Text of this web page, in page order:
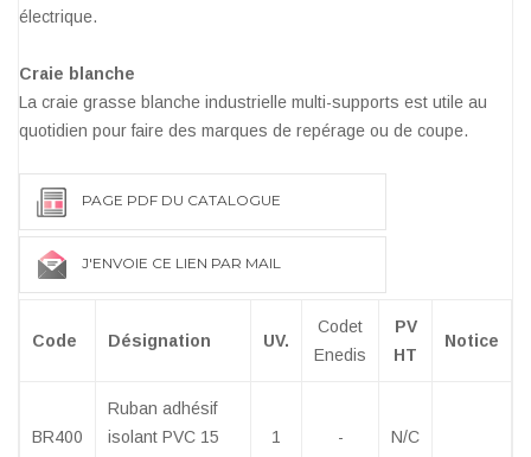
électrique.
Craie blanche
La craie grasse blanche industrielle multi-supports est utile au
quotidien pour faire des marques de repérage ou de coupe.
PAGE PDF DU CATALOGUE
J'ENVOIE CE LIEN PAR MAIL
Code Désignation UV.
Codet
Enedis
PV
HT
Notice
BR400
Ruban adhésif
isolant PVC 15
1 - N/C